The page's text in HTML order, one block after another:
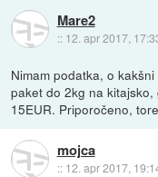
Mare2
:: 12. apr 2017,
Nimam podatka, o
paket do 2kg na
15EUR. Priporočeno,
mojca
:: 12. apr 2017,